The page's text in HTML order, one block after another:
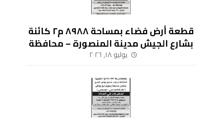
قطعة أرض فضاء بمساحة ٨٩٨٨ م٢ كائنة
بشارع الجيش مدينة المنصورة – محافظة
الدقهلية
يوليو ١٨, ٢٠٢٦